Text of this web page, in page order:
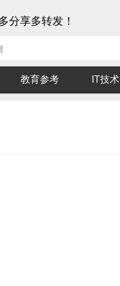
分享多转发！
教育参考 IT技术